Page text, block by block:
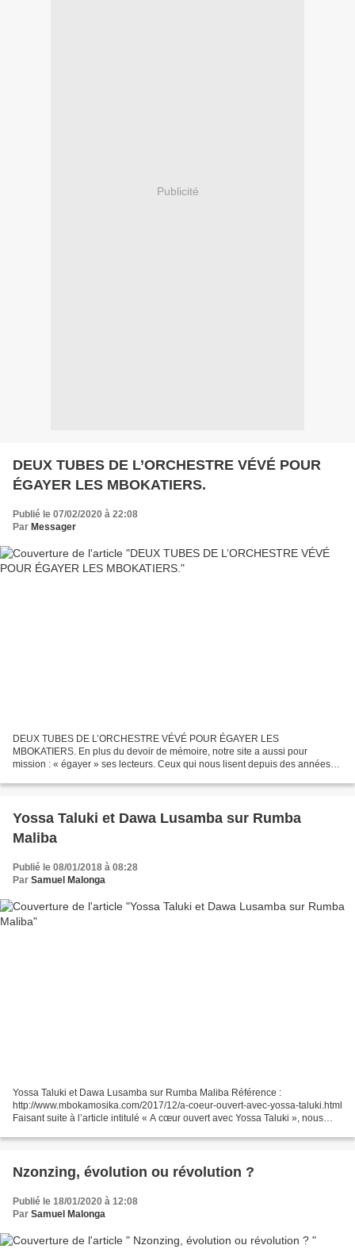
Publicité
DEUX TUBES DE L’ORCHESTRE VÉVÉ POUR
ÉGAYER LES MBOKATIERS.
Publié le 07/02/2020 à 22:08
Par Messager
DEUX TUBES DE L’ORCHESTRE VÉVÉ POUR ÉGAYER LES
MBOKATIERS. En plus du devoir de mémoire, notre site a aussi pour
mission : « égayer » ses lecteurs. Ceux qui nous lisent depuis des années
Yossa Taluki et Dawa Lusamba sur Rumba
Maliba
Publié le 08/01/2018 à 08:28
Par Samuel Malonga
Yossa Taluki et Dawa Lusamba sur Rumba Maliba Référence :
http://www.mbokamosika.com/2017/12/a-coeur-ouvert-avec-yossa-taluki.html
Faisant suite à l’article intitulé « A cœur ouvert avec Yossa Taluki », nous
Nzonzing, évolution ou révolution ?
Publié le 18/01/2020 à 12:08
Par Samuel Malonga